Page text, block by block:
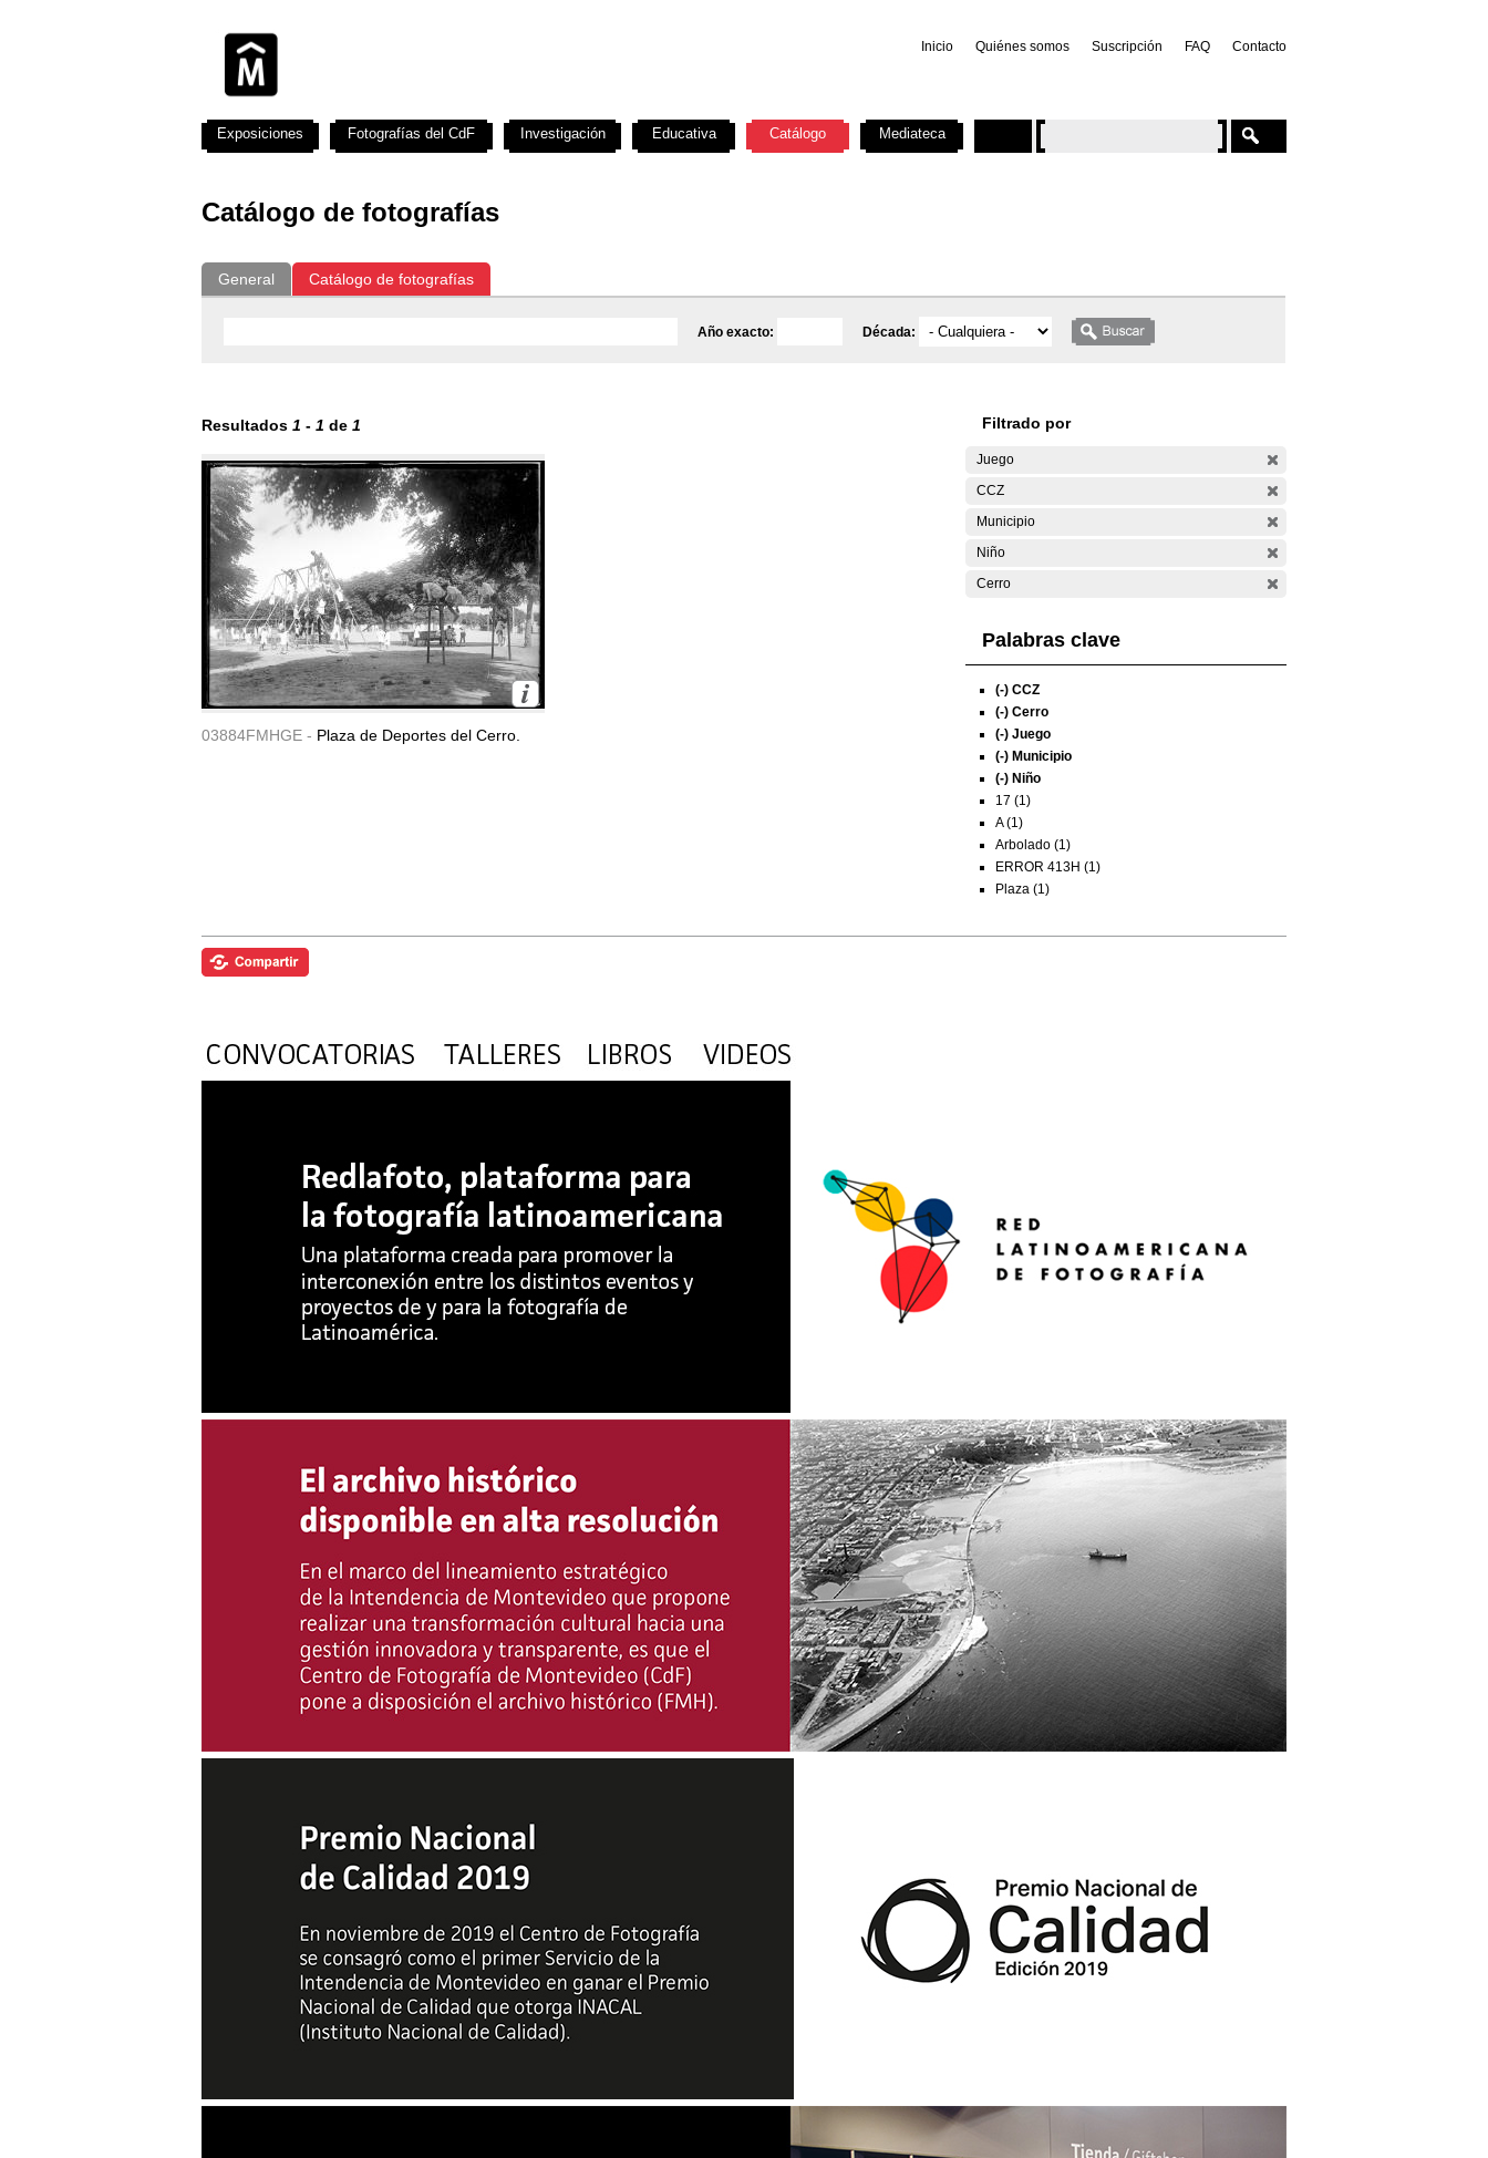
Inicio Quiénes somos Suscripción FAQ Contacto
Catálogo de fotografías
General Catálogo de fotografías
Año exacto: Década:
Resultados 1 - 1 de 1
03884FMHGE - Plaza de Deportes del Cerro.
Filtrado por
Juego
CCZ
Municipio
Niño
Cerro
Palabras clave
(-) CCZ
(-) Cerro
(-) Juego
(-) Municipio
(-) Niño
17 (1)
A (1)
Arbolado (1)
ERROR 413H (1)
Plaza (1)
Exposiciones Fotografías del CdF Investigación Educativa Catálogo Mediateca